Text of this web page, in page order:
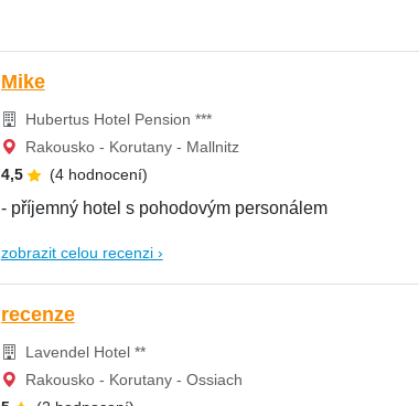
Mike
Hubertus Hotel Pension ***
Rakousko - Korutany - Mallnitz
4,5
(4 hodnocení)
- příjemný hotel s pohodovým personálem
zobrazit celou recenzi ›
recenze
Lavendel Hotel **
Rakousko - Korutany - Ossiach